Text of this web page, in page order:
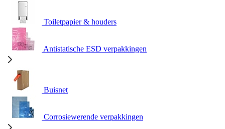
Toiletpapier & houders
Antistatische ESD verpakkingen
Buisnet
Corrosiewerende verpakkingen